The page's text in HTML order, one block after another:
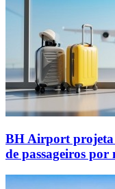
BH Airport projeta
de passageiros por